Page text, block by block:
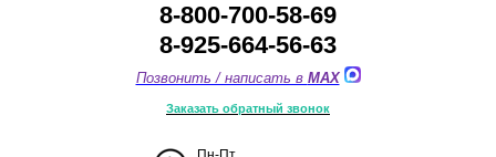
8-800-700-58-69
8-925-664-56-63
Позвонить / написать в MAX
Заказать обратный звонок